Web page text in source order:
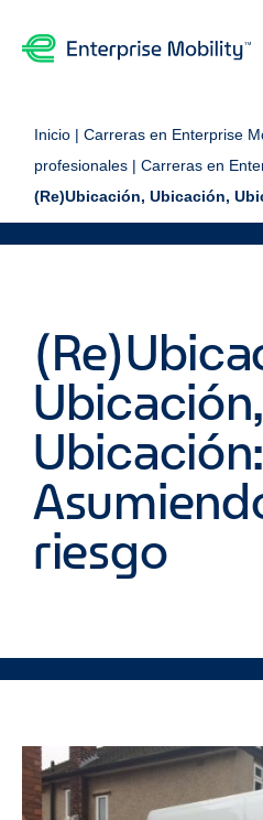
Inicio | Carreras en Enterprise
profesionales | Carreras en
(Re)Ubicación, Ubicación,
Ubicación,
Ubicación:
riesgo